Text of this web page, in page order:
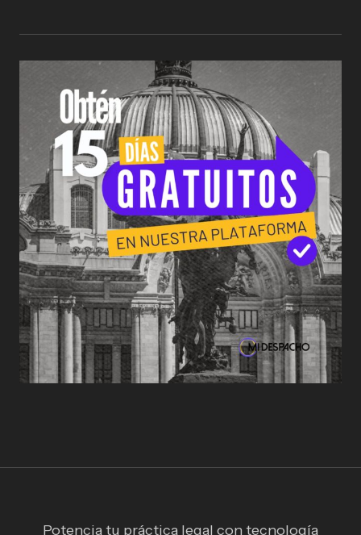
Potencia tu práctica legal con tecnología